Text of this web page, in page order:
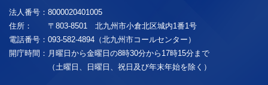
法人番号： 8000020401005
住所：
〒803-8501 北九州市小倉北区城内1番1号
電話番号： 093-582-4894（北九州市コールセンター）
開庁時間： 月曜日から金曜日の8時30分から17時15分まで
（土曜日、日曜日、祝日及び年末年始を除く）